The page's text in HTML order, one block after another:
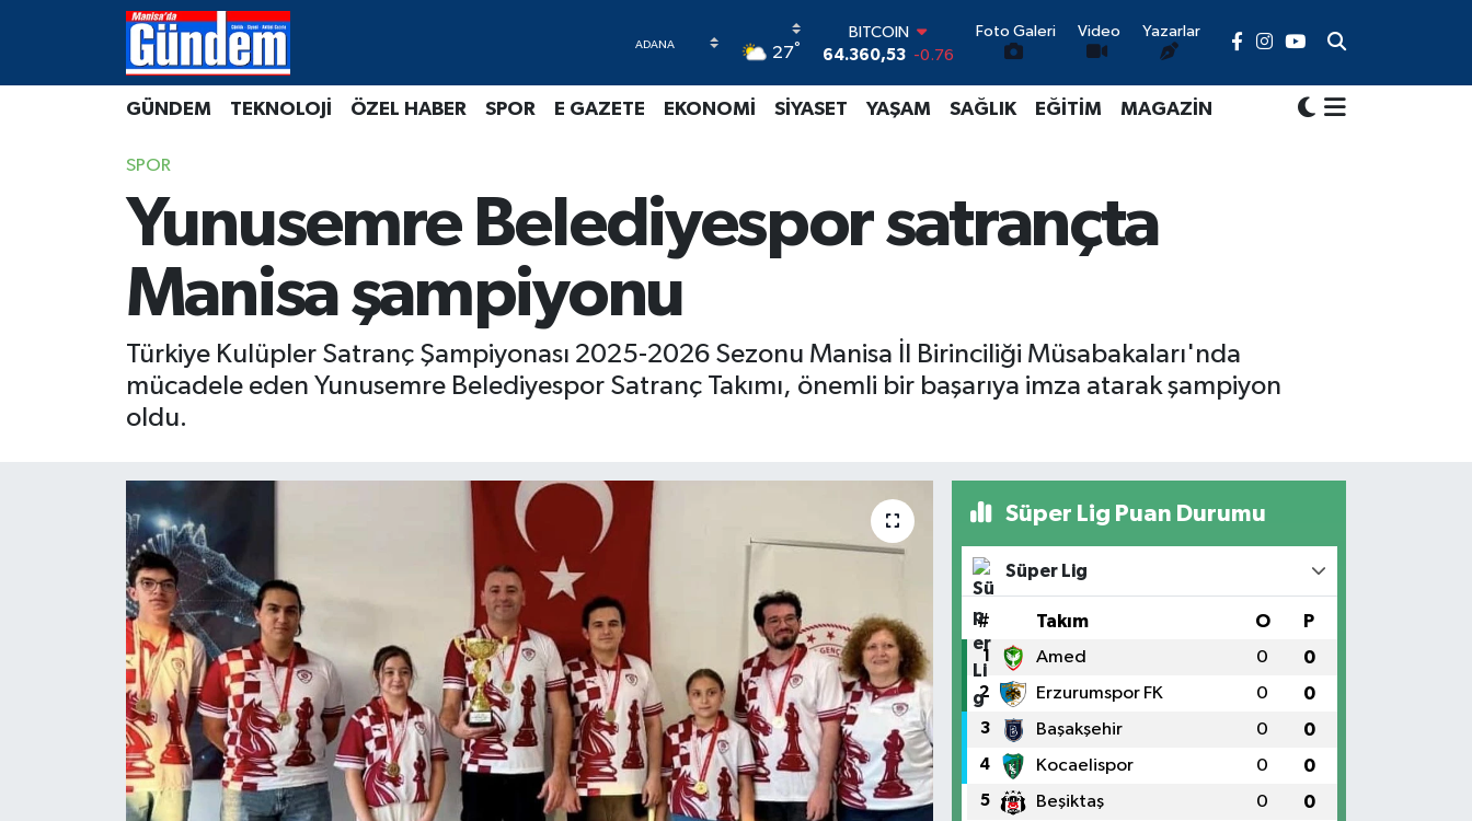
27°
BITCOIN
64.360,53 -0.76
47,7069
0.17
GRAM ALTIN
6574.81
1.44
Foto Galeri Video Yazarlar
GÜNDEM TEKNOLOJİ ÖZEL HABER SPOR E GAZETE EKONOMİ SİYASET YAŞAM SAĞLIK EĞİTİM MAGAZİN
SPOR
Yunusemre Belediyespor satrançta
Manisa şampiyonu
Türkiye Kulüpler Satranç Şampiyonası 2025-2026 Sezonu Manisa İl Birinciliği Müsabakaları'nda
mücadele eden Yunusemre Belediyespor Satranç Takımı, önemli bir başarıya imza atarak şampiyon
oldu.
Süper Lig Puan Durumu
Süper Lig
# Takım O P
1 Amed 0 0
2 Erzurumspor FK 0 0
3 Başakşehir 0 0
4 Kocaelispor 0 0
5 Beşiktaş 0 0
Manisa Hava Durumu
Süper Lig Puan Durumu ve Fikstür
Tüm Manşetler
Son Dakika Haberleri
Haber Arşivi